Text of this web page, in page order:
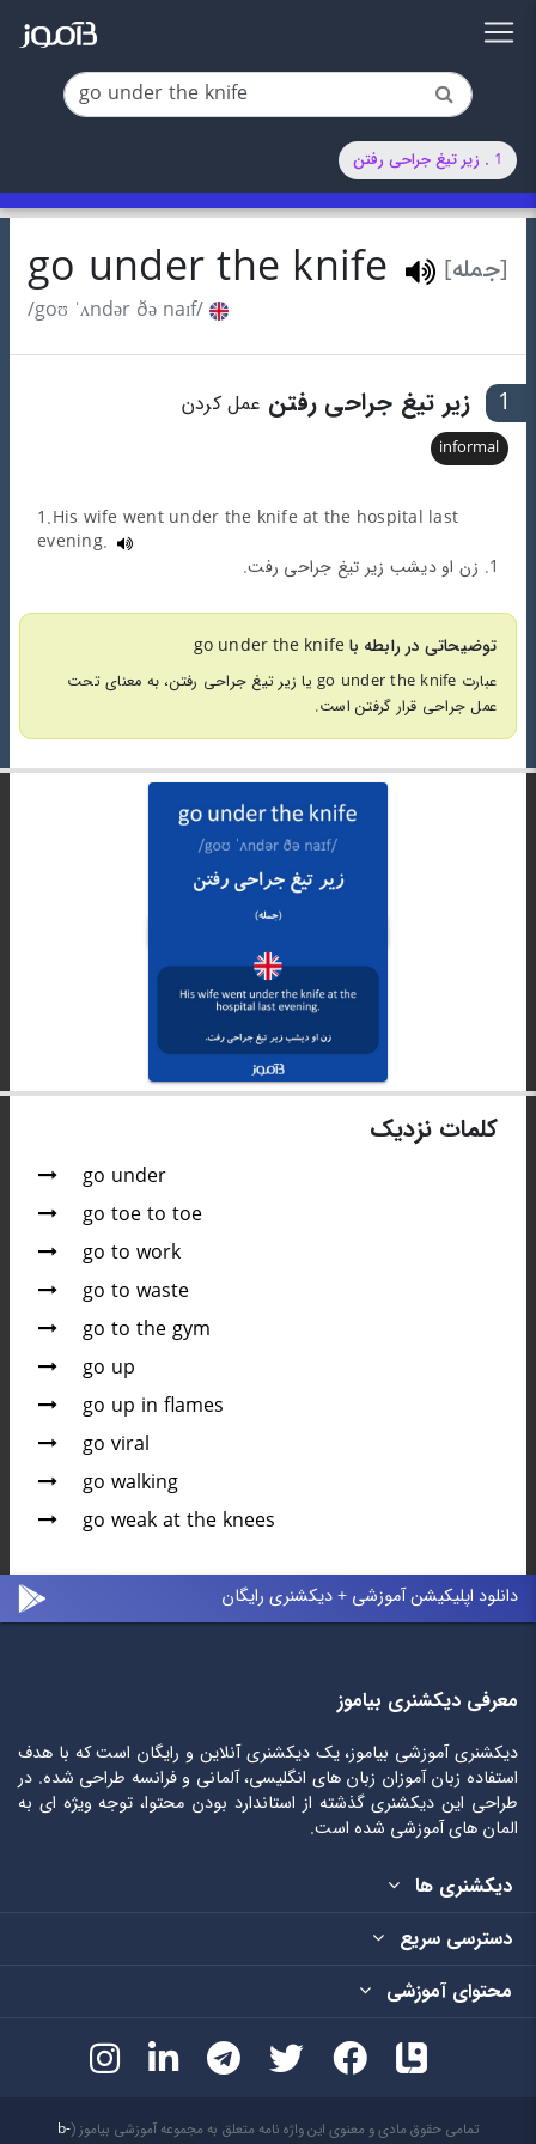
1 . زیر تیغ جراحی رفتن
[جمله] go under the knife
/goʊ ˈʌndər ðə naɪf/
1 زیر تیغ جراحی رفتن عمل کردن
informal
1.His wife went under the knife at the hospital last
evening.
1. زن او دیشب زیر تیغ جراحی رفت.
توضیحاتی در رابطه با go under the knife
عبارت go under the knife یا زیر تیغ جراحی رفتن، به معنای تحت
عمل جراحی قرار گرفتن است.
کلمات نزدیک
go under
go toe to toe
go to work
go to waste
go to the gym
go up
go up in flames
go viral
go walking
go weak at the knees
دانلود اپلیکیشن آموزشی + دیکشنری رایگان
معرفی دیکشنری بیاموز
دیکشنری آموزشی بیاموز، یک دیکشنری آنلاین و رایگان است که با هدف
استفاده زبان آموزان زبان های انگلیسی، آلمانی و فرانسه طراحی شده. در
طراحی این دیکشنری گذشته از استاندارد بودن محتوا، توجه ویژه ای به
المان های آموزشی شده است.
دیکشنری ها
دسترسی سریع
محتوای آموزشی
تمامی حقوق مادی و معنوی این واژه نامه متعلق به مجموعه آموزشی بیاموز (b-